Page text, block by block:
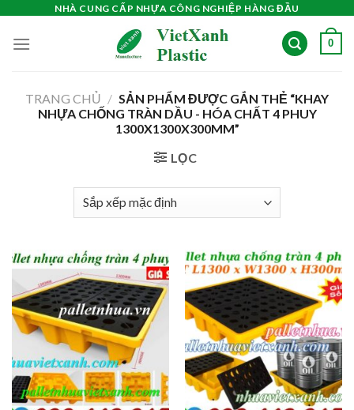
content
NHÀ CUNG CẤP NHỰA CÔNG NGHIỆP HÀNG ĐẦU
0
TRANG CHỦ / SẢN PHẨM ĐƯỢC GẮN THẺ “KHAY
NHỰA CHỐNG TRÀN DẦU - HÓA CHẤT 4 PHUY
1300X1300X300MM”
LỌC